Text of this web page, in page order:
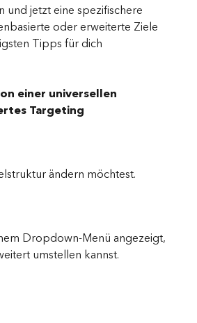
und jetzt eine spezifischere
oder erweiterte Ziele
Tipps für dich
einer universellen
Targeting
ändern möchtest.
Dropdown-Menü angezeigt,
umstellen kannst.